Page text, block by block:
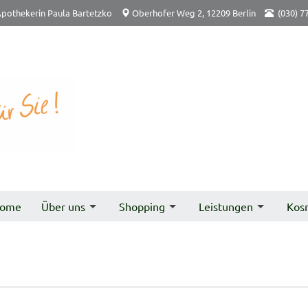
Paula Bartetzko Oberhofer Weg 2, 12209 Berlin (030)
Über uns Shopping Leistungen